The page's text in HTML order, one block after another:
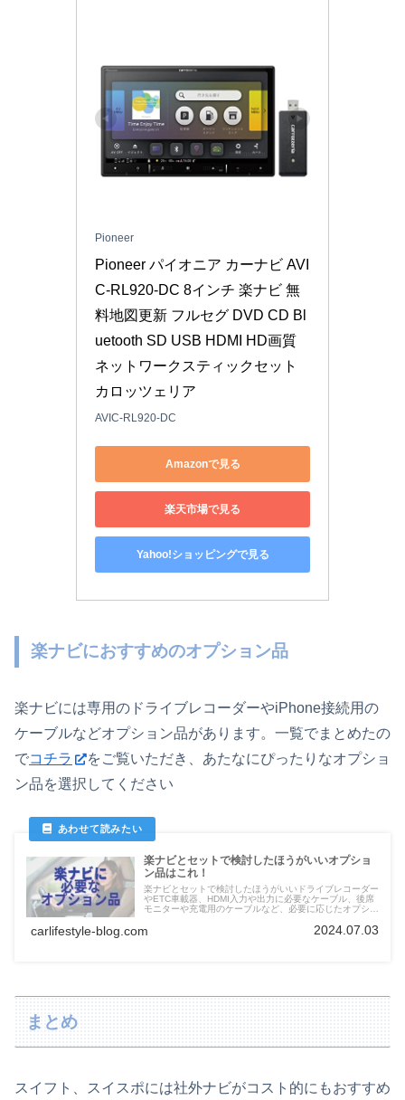
Pioneer
Pioneer パイオニア カーナビ AVI
C-RL920-DC 8インチ 楽ナビ 無
料地図更新 フルセグ DVD CD Bl
uetooth SD USB HDMI HD画質
ネットワークスティックセット
カロッツェリア
AVIC-RL920-DC
Amazonで見る
楽天市場で見る
Yahoo!ショッピングで見る
楽ナビにおすすめのオプション品
楽ナビには専用のドライブレコーダーやiPhone接続用の
ケーブルなどオプション品があります。一覧でまとめたの
でコチラ
をご覧いただき、あたなにぴったりなオプショ
ン品を選択してください
楽ナビとセットで検討したほうがいいオプショ
ン品はこれ！
楽ナビとセットで検討したほうがいいドライブレコーダー
やETC車載器、HDMI入力や出力に必要なケーブル、後席
モニターや充電用のケーブルなど、必要に応じたオプショ
carlifestyle-blog.com 2024.07.03
まとめ
スイフト、スイスポには社外ナビがコスト的にもおすすめ